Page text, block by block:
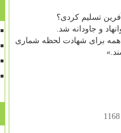
تسلیم کردی؟
و جاودانه شد.
همه برای شهادت لحظه شماری
1168